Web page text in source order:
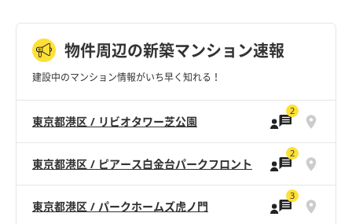
物件周辺の新築マンション速報
建設中のマンション情報がいち早く知れる！
東京都港区 / リビオタワー芝公園
2
東京都港区 / ピアース白金台パークフロント
2
東京都港区 / パークホームズ虎ノ門
3